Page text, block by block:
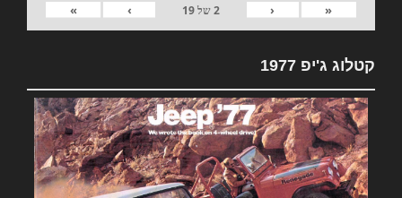
«
‹
2של19
›
»
קטלוג ג'יפ 1977